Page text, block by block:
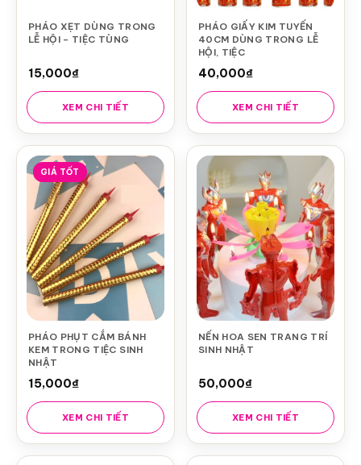
PHÁO XẸT DÙNG TRONG
LỄ HỘI – TIỆC TÙNG
15,000₫
XEM CHI TIẾT
PHÁO GIẤY KIM TUYẾN
40CM DÙNG TRONG LỄ
HỘI, TIỆC
40,000₫
XEM CHI TIẾT
GIÁ TỐT
PHÁO PHỤT CẮM BÁNH
KEM TRONG TIỆC SINH
NHẬT
15,000₫
XEM CHI TIẾT
NẾN HOA SEN TRANG TRÍ
SINH NHẬT
50,000₫
XEM CHI TIẾT